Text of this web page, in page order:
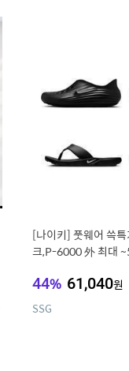
[나이키] 풋웨어 쓱
크,P-6000 外 최대
44% 61,040원
SSG